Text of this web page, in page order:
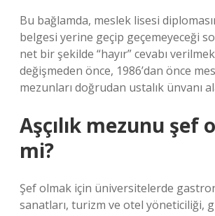
Bu bağlamda, meslek lisesi
belgesi yerine geçip geçemeyeceği
net bir şekilde “hayır” cevabı
değişmeden önce, 1986’dan önce
mezunları doğrudan ustalık ünvanı
Aşçılık mezunu şef
mi?
Şef olmak için üniversitelerde
sanatları, turizm ve otel yöneticiliği,